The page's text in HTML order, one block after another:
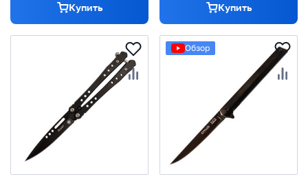
Купить Купить
Обзор